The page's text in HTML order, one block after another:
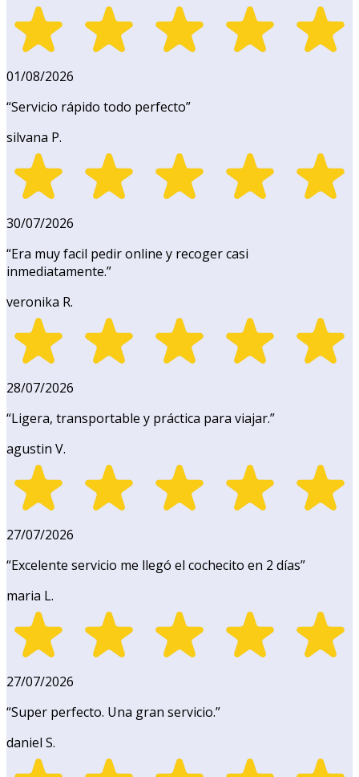
01/08/2026
“Servicio rápido todo perfecto”
silvana P.
30/07/2026
“Era muy facil pedir online y recoger casi
inmediatamente.”
veronika R.
28/07/2026
“Ligera, transportable y práctica para viajar.”
agustin V.
27/07/2026
“Excelente servicio me llegó el cochecito en 2 días”
maria L.
27/07/2026
“Super perfecto. Una gran servicio.”
daniel S.